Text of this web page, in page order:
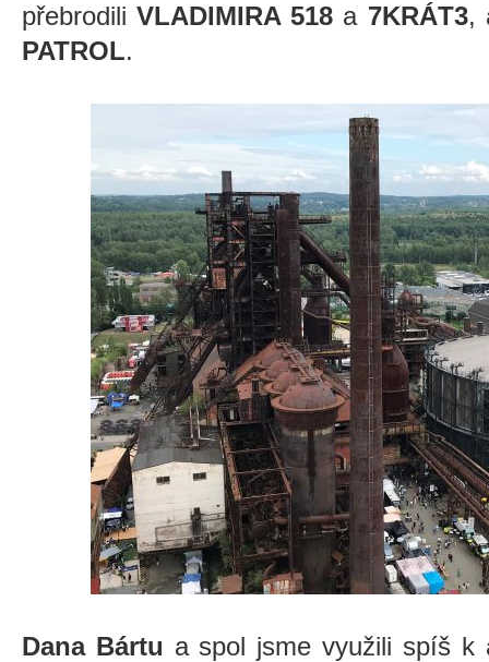
přebrodiliVLADIMIRA 518 a 7KRÁT3,
PATROL.
Dana Bártu a spol jsme využili spíš k